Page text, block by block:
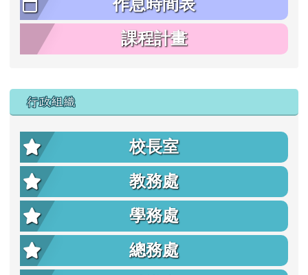
作息時間表
課程計畫
行政組織
校長室
教務處
學務處
總務處